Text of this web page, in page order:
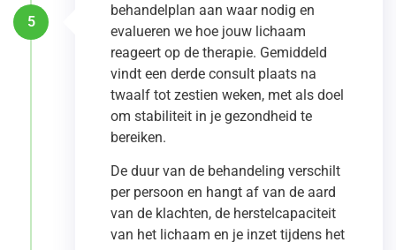
behandelplan aan waar nodig en
evalueren we hoe jouw lichaam
reageert op de therapie. Gemiddeld
vindt een derde consult plaats na
twaalf tot zestien weken, met als doel
om stabiliteit in je gezondheid te
bereiken.
De duur van de behandeling verschilt
per persoon en hangt af van de aard
van de klachten, de herstelcapaciteit
van het lichaam en je inzet tijdens het
5